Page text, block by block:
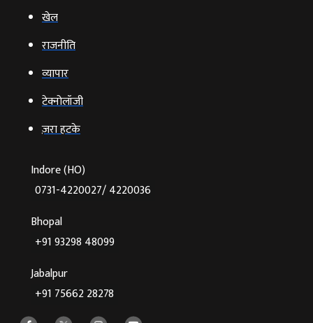
खेल
राजनीति
व्‍यापार
टेक्‍नोलॉजी
ज़रा हटके
Indore (HO)
0731-4220027/ 4220036
Bhopal
+91 93298 48099
Jabalpur
+91 75662 28278